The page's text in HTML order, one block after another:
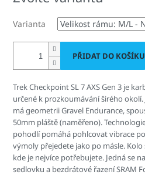
Varianta
PŘIDAT DO KOŠÍKU
Trek Checkpoint SL 7 AXS Gen 3 je
určené k prozkoumávání širého
má geometrii Gravel Endurance,
50mm pláště (naměřeno).
pohodlí pomáhá pohlcovat vibrace
výmoly přejedete jako po másle.
kde je nejvíce potřebujete. Jedná se
sedlovku a bezdrátové řazení SRAM